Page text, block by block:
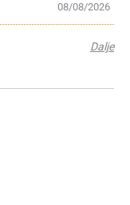
08/08/2026
Dalje